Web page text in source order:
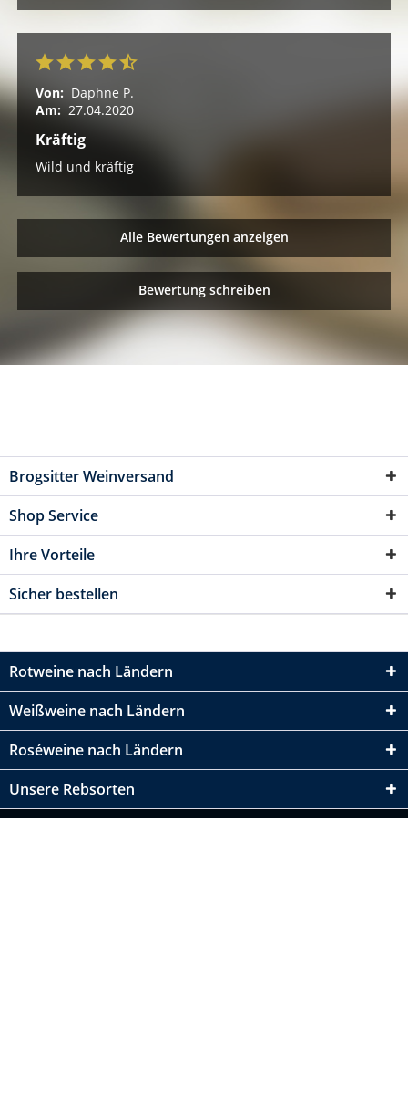
Von: Daphne P.
Am: 27.04.2020
Kräftig
Wild und kräftig
Alle Bewertungen anzeigen
Bewertung schreiben
Brogsitter Weinversand
Shop Service
Ihre Vorteile
Sicher bestellen
Rotweine nach Ländern
Weißweine nach Ländern
Roséweine nach Ländern
Unsere Rebsorten